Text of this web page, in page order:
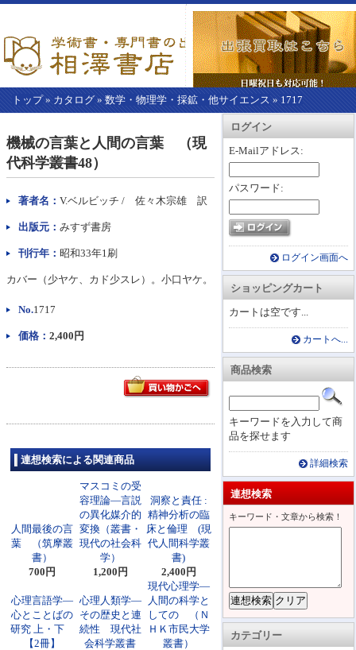
トップ» カタログ » 数学・物理学・採鉱・他サイエンス » 1717
カートを見る
ログイン
E-Mailアドレス:
パスワード:
ログイン画面へ
ショッピングカート
カートは空です...
カートへ...
商品検索
キーワードを入力して商
品を探せます
詳細検索
連想検索
キーワード・文章から検索！
カテゴリー
こ
か
ら
本
文】
機械の言葉と人間の言葉 （現
代科学叢書48）
著者名： V.ベルビッチ / 佐々木宗雄 訳
出版元： みすず書房
刊行年： 昭和33年1刷
カバー（少ヤケ、カド少スレ）。小口ヤケ。
No.1717
価格： 2,400円
連想検索による関連商品
人間最後の言
葉 （筑摩叢
書）
700円
マスコミの受
容理論―言説
の異化媒介的
変換（叢書・
現代の社会科
学）
1,200円
洞察と責任 :
精神分析の臨
床と倫理 (現
代人間科学叢
書)
2,400円
心理言語学―
心とことばの
研究 上・下
【2冊】
心理人類学―
その歴史と連
続性 現代社
会科学叢書
現代心理学―
人間の科学と
しての （Ｎ
ＨＫ市民大学
叢書）